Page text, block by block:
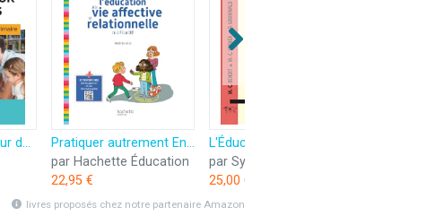
Guide du professeur des écoles - Débuter dans l'enseignement primaire: Stagiaires, assistants d'éducation et débutants
Pratiquer autrement Enseigner l'éducation à la vie affective et relationnelle de la PS au CM2 Ed2025
par Hachette Éducation
22,95 €
par Symetrie
25,00 €
livres proposés chez notre partenaire Amazon